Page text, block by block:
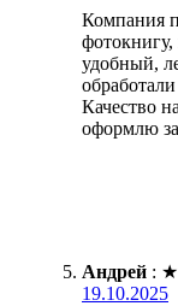
Компания
фотокнигу,
удобный,
Качество
оформлю
Андрей : ★
19.10.2025